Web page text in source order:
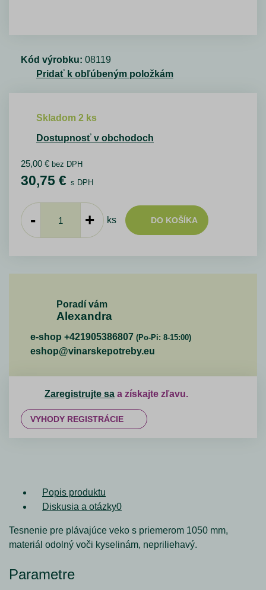
Kód výrobku: 08119
Pridať k obľúbeným položkám
Skladom 2 ks
Dostupnosť v obchodoch
25,00 € bez DPH
30,75 € s DPH
- + ks DO KOŠÍKA
Poradí vám
Alexandra
e-shop +421905386807 (Po-Pi: 8-15:00)
eshop@vinarskepotreby.eu
Zaregistrujte sa a získajte zľavu.
VYHODY REGISTRÁCIE
Popis produktu
Diskusia a otázky0
Tesnenie pre plávajúce veko s priemerom 1050 mm,
materiál odolný voči kyselinám, nepriliehavý.
Parametre